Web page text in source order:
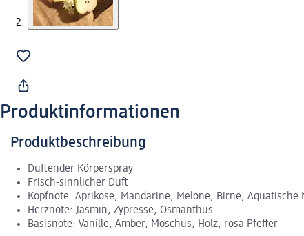
Produktinformationen
Produktbeschreibung
Duftender Körperspray
Frisch-sinnlicher Duft
Kopfnote: Aprikose, Mandarine, Melone, Birne, Aquatische
Herznote: Jasmin, Zypresse, Osmanthus
Basisnote: Vanille, Amber, Moschus, Holz, rosa Pfeffer